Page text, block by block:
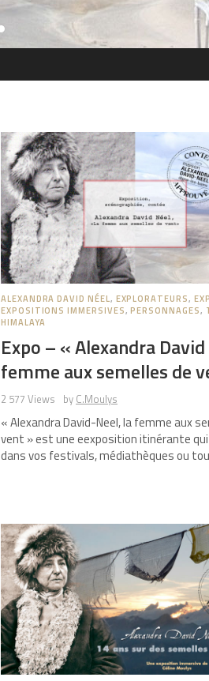
ALEXANDRA DAVID NÉEL, EXPLORATEURS,
EXPOSITIONS IMMERSIVES,PERSONNAGES,
HIMALAYA
Expo – « Alexandra
femme aux semelles de
2 577 Views by C.Moulys
« Alexandra David-Neel, la femme aux
vent » est une eexposition itinérante qui
dans vos festivals, médiathèques ou